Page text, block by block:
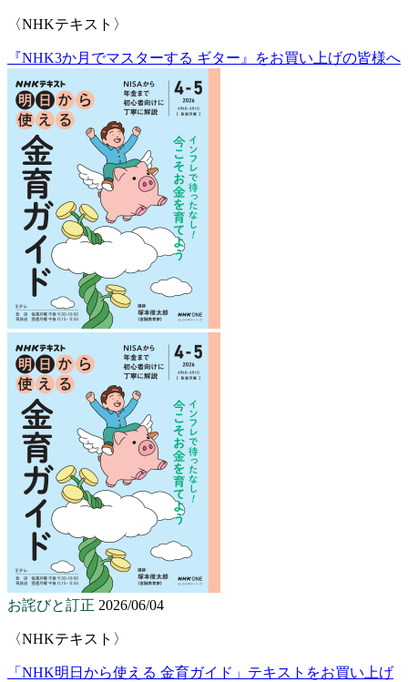
〈NHKテキスト〉
『NHK3か月でマスターする ギター』をお買い上げの皆様へ
お詫びと訂正 2026/06/04
〈NHKテキスト〉
「NHK明日から使える 金育ガイド」テキストをお買い上げ